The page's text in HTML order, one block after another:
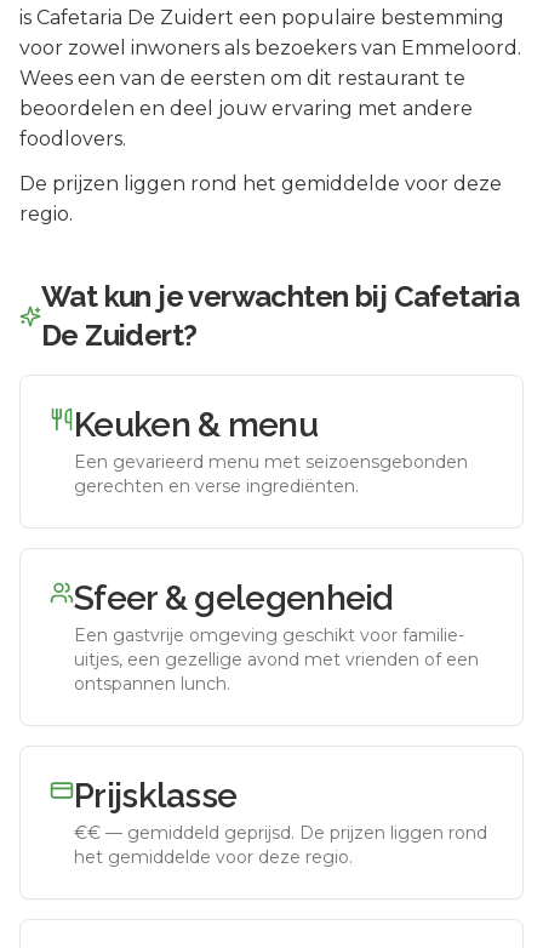
is Cafetaria De Zuidert een populaire bestemming
voor zowel inwoners als bezoekers van Emmeloord .
Wees een van de eersten om dit restaurant te
beoordelen en deel jouw ervaring met andere
foodlovers.
De prijzen liggen rond het gemiddelde voor deze
regio.
Wat kun je verwachten bij Cafetaria
De Zuidert?
Keuken & menu
Een gevarieerd menu met seizoensgebonden
gerechten en verse ingrediënten.
Sfeer & gelegenheid
Een gastvrije omgeving geschikt voor familie-
uitjes, een gezellige avond met vrienden of een
ontspannen lunch.
Prijsklasse
€€ — gemiddeld geprijsd. De prijzen liggen rond
het gemiddelde voor deze regio.